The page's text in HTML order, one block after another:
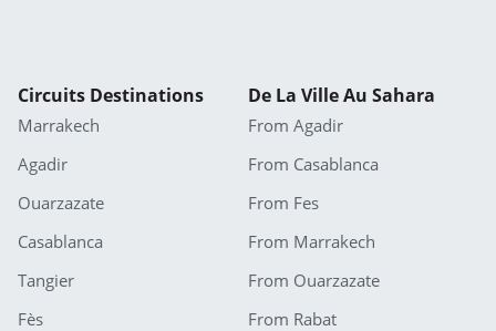
Circuits Destinations
Marrakech
Agadir
Ouarzazate
Casablanca
Tangier
Fès
De La Ville Au Sahara
From Agadir
From Casablanca
From Fes
From Marrakech
From Ouarzazate
From Rabat